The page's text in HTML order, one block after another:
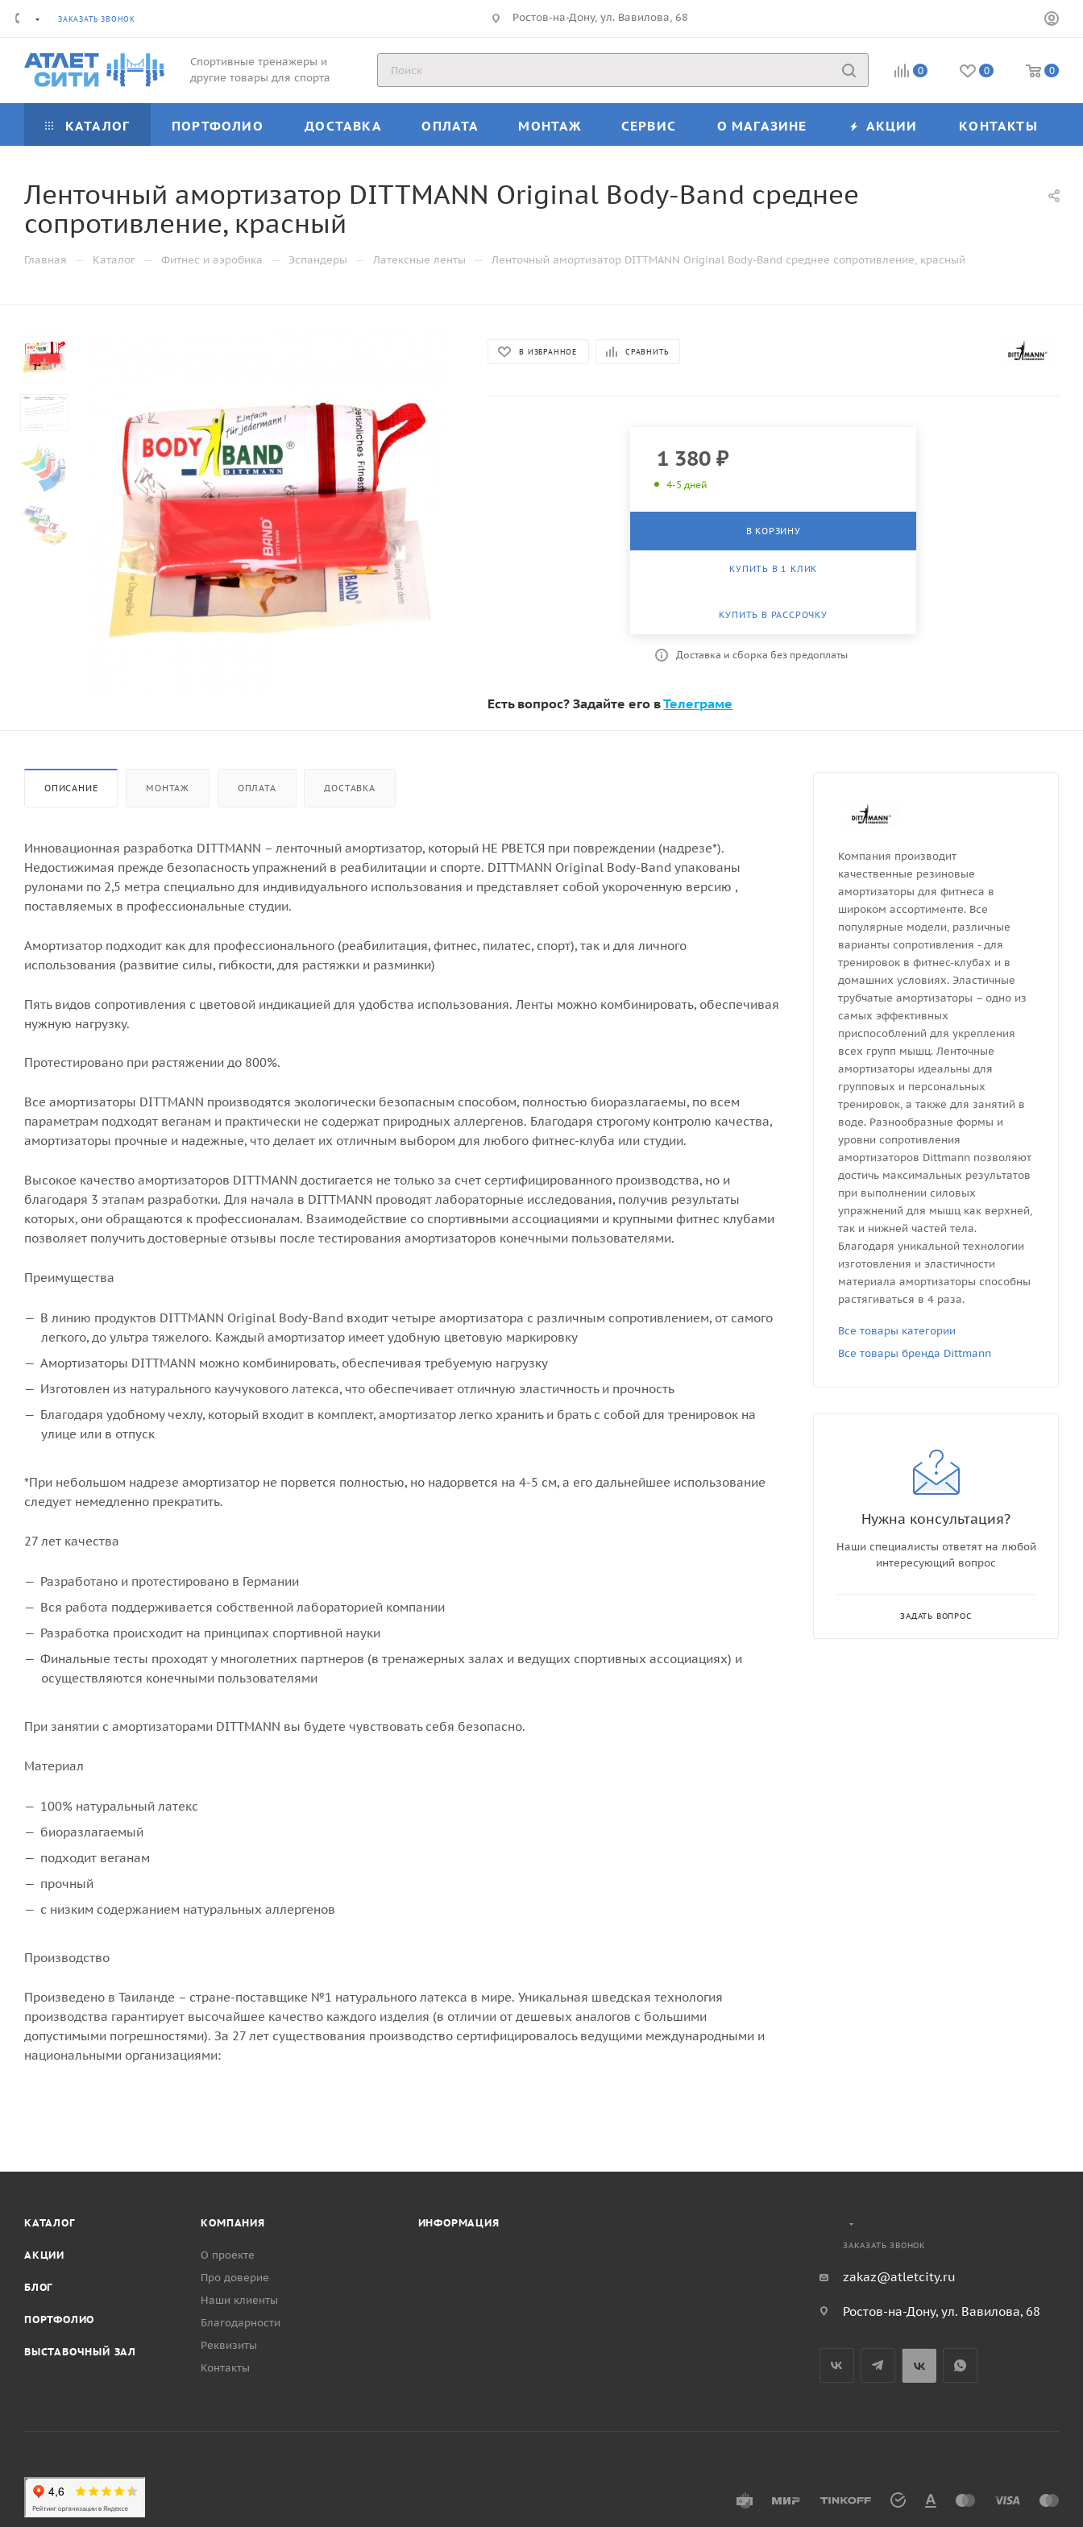
ЗАКАЗАТЬ ЗВОНОК Ростов-на-Дону, ул. Вавилова, 68
Спортивные тренажеры и
другие товары для спорта
0 0 0
КАТАЛОГ ПОРТФОЛИО ДОСТАВКА ОПЛАТА МОНТАЖ СЕРВИС О МАГАЗИНЕ АКЦИИ КОНТАКТЫ
Ленточный амортизатор DITTMANN Original Body-Band среднее
сопротивление, красный
Главная — Каталог — Фитнес и аэробика — Эспандеры — Латексные ленты — Ленточный амортизатор DITTMANN Original Body-Band среднее сопротивление, красный
В ИЗБРАННОЕ СРАВНИТЬ
1 380 ₽
4-5 дней
В КОРЗИНУ
КУПИТЬ В 1 КЛИК
КУПИТЬ В РАССРОЧКУ
Доставка и сборка без предоплаты
Есть вопрос? Задайте его вТелеграме
ОПИСАНИЕ МОНТАЖ ОПЛАТА ДОСТАВКА
Инновационная разработка DITTMANN – ленточный амортизатор, который НЕ РВЕТСЯ при повреждении (надрезе*).
Недостижимая прежде безопасность упражнений в реабилитации и спорте. DITTMANN Original Body-Band упакованы
рулонами по 2,5 метра специально для индивидуального использования и представляет собой укороченную версию ,
поставляемых в профессиональные студии.
Амортизатор подходит как для профессионального (реабилитация, фитнес, пилатес, спорт), так и для личного
использования (развитие силы, гибкости, для растяжки и разминки)
Пять видов сопротивления с цветовой индикацией для удобства использования. Ленты можно комбинировать, обеспечивая
нужную нагрузку.
Протестировано при растяжении до 800%.
Все амортизаторы DITTMANN производятся экологически безопасным способом, полностью биоразлагаемы, по всем
параметрам подходят веганам и практически не содержат природных аллергенов. Благодаря строгому контролю качества,
амортизаторы прочные и надежные, что делает их отличным выбором для любого фитнес-клуба или студии.
Высокое качество амортизаторов DITTMANN достигается не только за счет сертифицированного производства, но и
благодаря 3 этапам разработки. Для начала в DITTMANN проводят лабораторные исследования, получив результаты
которых, они обращаются к профессионалам. Взаимодействие со спортивными ассоциациями и крупными фитнес клубами
позволяет получить достоверные отзывы после тестирования амортизаторов конечными пользователями.
Преимущества
В линию продуктов DITTMANN Original Body-Band входит четыре амортизатора с различным сопротивлением, от самого
легкого, до ультра тяжелого. Каждый амортизатор имеет удобную цветовую маркировку
Амортизаторы DITTMANN можно комбинировать, обеспечивая требуемую нагрузку
Изготовлен из натурального каучукового латекса, что обеспечивает отличную эластичность и прочность
Благодаря удобному чехлу, который входит в комплект, амортизатор легко хранить и брать с собой для тренировок на
улице или в отпуск
*При небольшом надрезе амортизатор не порвется полностью, но надорвется на 4-5 см, а его дальнейшее использование
следует немедленно прекратить.
27 лет качества
Разработано и протестировано в Германии
Вся работа поддерживается собственной лабораторией компании
Разработка происходит на принципах спортивной науки
Финальные тесты проходят у многолетних партнеров (в тренажерных залах и ведущих спортивных ассоциациях) и
осуществляются конечными пользователями
При занятии с амортизаторами DITTMANN вы будете чувствовать себя безопасно.
Материал
100% натуральный латекс
биоразлагаемый
подходит веганам
прочный
с низким содержанием натуральных аллергенов
Производство
Произведено в Таиланде – стране-поставщике №1 натурального латекса в мире. Уникальная шведская технология
производства гарантирует высочайшее качество каждого изделия (в отличии от дешевых аналогов с большими
допустимыми погрешностями). За 27 лет существования производство сертифицировалось ведущими международными и
национальными организациями:
Компания производит
качественные резиновые
амортизаторы для фитнеса в
широком ассортименте. Все
популярные модели, различные
варианты сопротивления - для
тренировок в фитнес-клубах и в
домашних условиях. Эластичные
трубчатые амортизаторы – одно из
самых эффективных
приспособлений для укрепления
всех групп мышц. Ленточные
амортизаторы идеальны для
групповых и персональных
тренировок, а также для занятий в
воде. Разнообразные формы и
уровни сопротивления
амортизаторов Dittmann позволяют
достичь максимальных результатов
при выполнении силовых
упражнений для мышц как верхней,
так и нижней частей тела.
Благодаря уникальной технологии
изготовления и эластичности
материала амортизаторы способны
растягиваться в 4 раза.
Все товары категории
Все товары бренда Dittmann
Нужна консультация?
Наши специалисты ответят на любой
интересующий вопрос
ЗАДАТЬ ВОПРОС
КАТАЛОГ
АКЦИИ
БЛОГ
ПОРТФОЛИО
ВЫСТАВОЧНЫЙ ЗАЛ
КОМПАНИЯ
О проекте
Про доверие
Наши клиенты
Благодарности
Реквизиты
Контакты
ИНФОРМАЦИЯ
ЗАКАЗАТЬ ЗВОНОК
zakaz@atletcity.ru
Ростов-на-Дону, ул. Вавилова, 68